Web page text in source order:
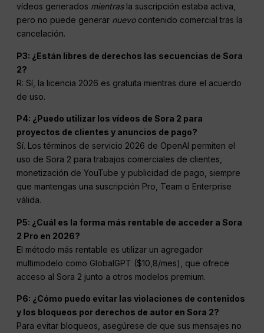
vídeos generados mientrasla suscripción estaba activa,
pero no puede generar nuevocontenido comercial tras la
cancelación.
P3: ¿Están libres de derechos las secuencias de Sora
2?
R: Sí, la licencia 2026 es gratuita mientras dure el acuerdo
de uso.
P4: ¿Puedo utilizar los vídeos de Sora 2 para
proyectos de clientes y anuncios de pago?
Sí. Los términos de servicio 2026 de OpenAI permiten el
uso de Sora 2 para trabajos comerciales de clientes,
monetización de YouTube y publicidad de pago, siempre
que mantengas una suscripción Pro, Team o Enterprise
válida.
P5: ¿Cuál es la forma más rentable de acceder a Sora
2 Pro en 2026?
El método más rentable es utilizar un agregador
multimodelo como GlobalGPT ($10,8/mes), que ofrece
acceso al Sora 2 junto a otros modelos premium.
P6: ¿Cómo puedo evitar las violaciones de contenidos
y los bloqueos por derechos de autor en Sora 2?
Para evitar bloqueos, asegúrese de que sus mensajes no